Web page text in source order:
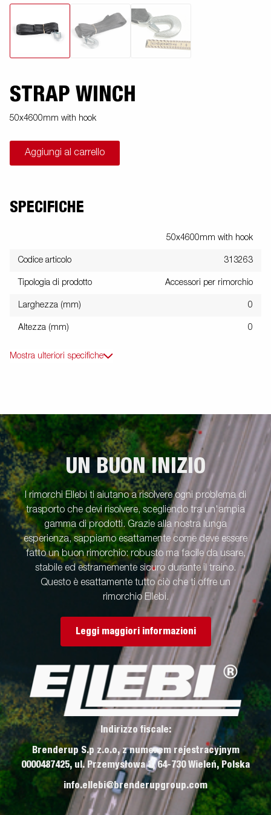
STRAP WINCH
50x4600mm with hook
Aggiungi al carrello
SPECIFICHE
50x4600mm with hook
Codice articolo 313263
Tipologia di prodotto Accessori per rimorchio
Larghezza (mm) 0
Altezza (mm) 0
Mostra ulteriori specifiche
UN BUON INIZIO
I rimorchi Ellebi ti aiutano a risolvere ogni problema di
trasporto che devi risolvere, scegliendo tra un'ampia
gamma di prodotti. Grazie alla nostra lunga
esperienza, sappiamo esattamente come deve essere
fatto un buon rimorchio: robusto ma facile da usare,
stabile ed estramemente sicuro durante il traino.
Questo è esattamente tutto ciò che ti offre un
rimorchio Ellebi.
Leggi maggiori informazioni
Indirizzo fiscale:
Brenderup S.p z.o.o, z numerem rejestracyjnym
0000487425, ul. Przemysłowa 3, 64-730 Wieleń, Polska
info.ellebi@brenderupgroup.com